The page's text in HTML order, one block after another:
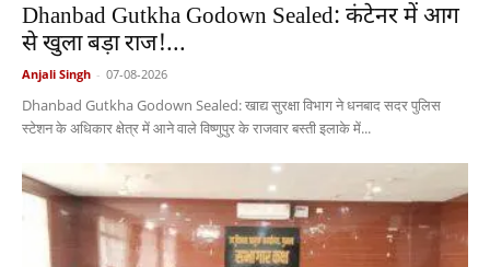
Dhanbad Gutkha Godown Sealed: कंटेनर में आग
से खुला बड़ा राज!...
Anjali Singh - 07-08-2026
Dhanbad Gutkha Godown Sealed: खाद्य सुरक्षा विभाग ने धनबाद सदर पुलिस
स्टेशन के अधिकार क्षेत्र में आने वाले विष्णुपुर के राजवार बस्ती इलाके में...